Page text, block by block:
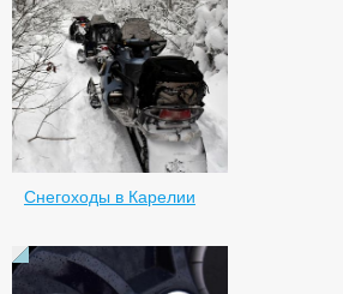
Снегоходы в Карелии